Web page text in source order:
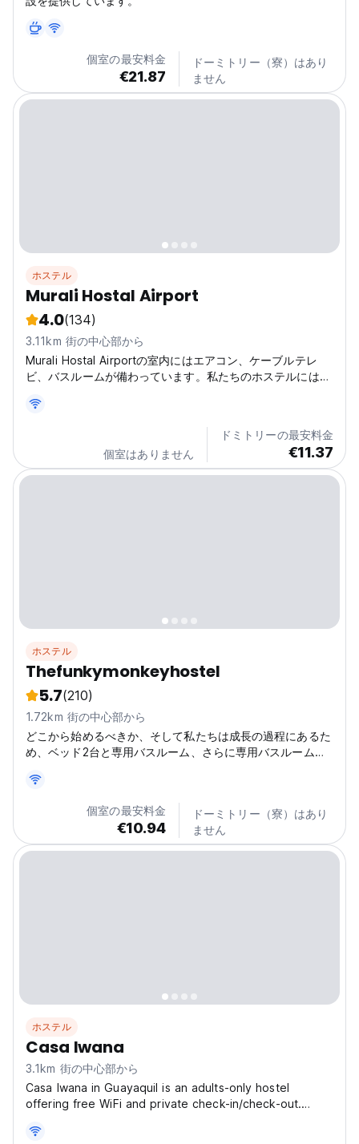
個室の最安料金
€21.87
ドーミトリー（寮）はあり
ません
ホステル
Murali Hostal Airport
4.0(134)
3.11km 街の中心部から
Murali Hostal Airportの室内にはエアコン、ケーブルテレ
ビ、バスルームが備わっています。私たちのホステルにはロ
す。
個室はありません
ドミトリーの最安料金
€11.37
ホステル
Thefunkymonkeyhostel
5.7(210)
1.72km 街の中心部から
どこから始めるべきか、そして私たちは成長の過程にあるた
め、ベッド2台と専用バスルーム、さらに専用バスルーム付
のどこにも見られない自然環境。 インターネット サービス
と国内および国際テレビの両方を提供します 空港までのシ
ャトルは追加料金がかかります そして、町の内外で安全か
つ個別にサービスを提供するタクシーを失敗することはでき
ません。 チェックイン: 午後 12:00 チェックアウト: 午後
個室の最安料金
€10.94
ドーミトリー（寮）はあり
ません
ホステル
Casa Iwana
3.1km 街の中心部から
Casa Iwana in Guayaquil is an adults-only hostel
offering free WiFi and private check-in/check-out.
The hostel is near attractions such as Plaza del Sol (3